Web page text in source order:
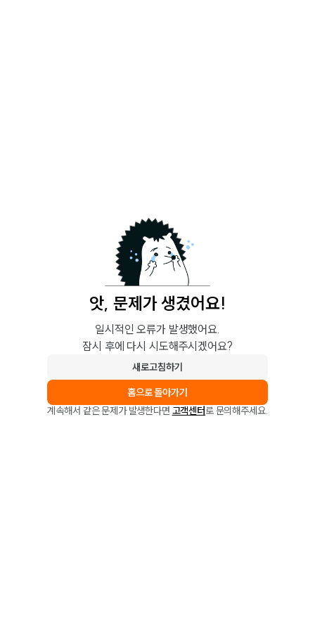
앗, 문제가 생겼어요!
일시적인 오류가 발생했어요.
잠시 후에 다시 시도해주시겠어요?
새로고침하기
홈으로 돌아가기
계속해서 같은 문제가 발생한다면 고객센터로 문의해주세요.